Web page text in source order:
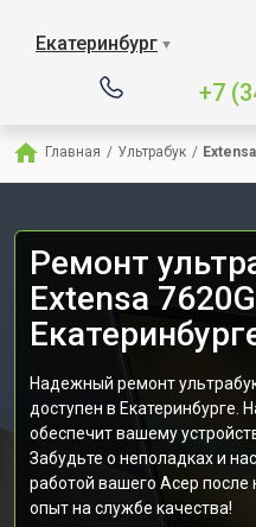
Екатеринбург ▼
+7
Главная / Ультрабук /
Ремонт
Extensa
Надежный ремонт
доступен в Екатеринбурге.
обеспечит вашему
Забудьте о неполадках и
работой вашего Асер после
опыт на службе качества!